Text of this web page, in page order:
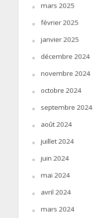
mars 2025
février 2025
janvier 2025
décembre 2024
novembre 2024
octobre 2024
septembre 2024
août 2024
juillet 2024
juin 2024
mai 2024
avril 2024
mars 2024